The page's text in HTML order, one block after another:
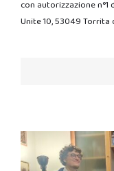
con autorizzazione n°1
Unite 10, 53049 Torrita